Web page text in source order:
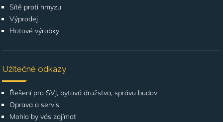
Sítě proti hmyzu
Výprodej
Hotové výrobky
Užitečné odkazy
Řešení pro SVJ, bytová družstva, správu budov
Oprava a servis
Mohlo by vás zajímat